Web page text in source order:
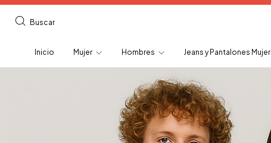
Buscar
Inicio Mujer Hombres Jeans y Pantalones Mujer